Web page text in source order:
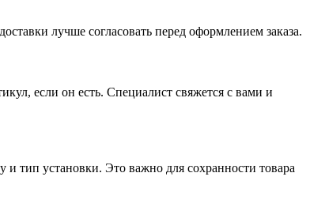
лучше согласовать перед оформлением заказа.
если он есть. Специалист свяжется с вами и
и тип установки. Это важно для сохранности товара